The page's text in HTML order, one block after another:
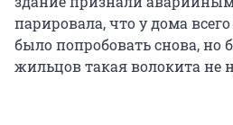
парировала, что у дома
было попробовать снова, но
жильцов такая волокита не